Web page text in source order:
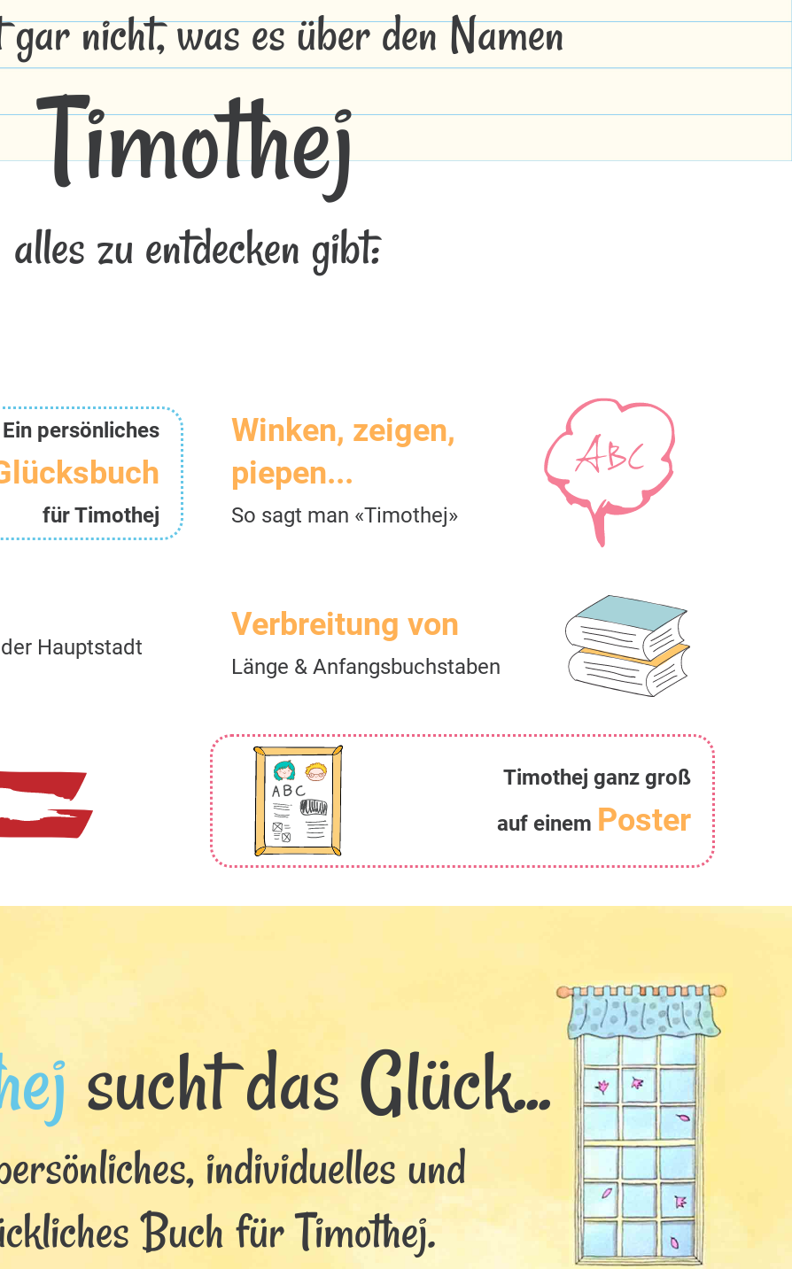
nicht, was es über den Namen
Timothej
alles zu entdecken gibt:
Ein persönliches
für Timothej
Winken, zeigen,
piepen...
So sagt man «Timothej»
Hauptstadt
Verbreitung von
Länge & Anfangsbuchstaben
Timothej ganz groß
auf einem Poster
sucht das Glück...
individuelles und
Buch für Timothej.